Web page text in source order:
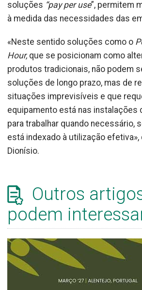
soluções “pay per use”, permitem
à medida das necessidades das
«Neste sentido soluções como o
Hour, que se posicionam como
produtos tradicionais, não podem
soluções de longo prazo, mas de
situações imprevisíveis e que
equipamento está nas instalações
para trabalhar quando necessário,
está indexado à utilização efetiva»,
Dionísio.
Outros
podem